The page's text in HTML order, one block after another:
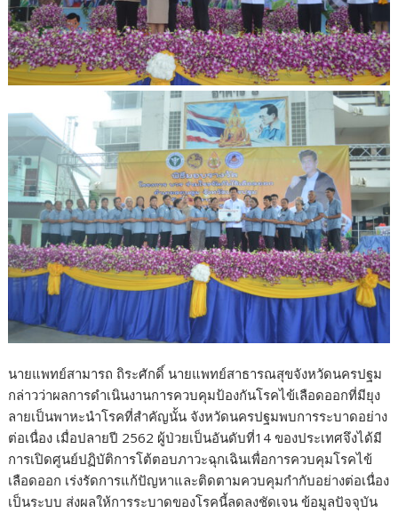
นายแพทย์สามารถ ถิระศักดิ์ นายแพทย์สาธารณสุขจังหวัดนครปฐม
กล่าวว่าผลการดำเนินงานการควบคุมป้องกันโรคไข้เลือดออกที่มียุง
ลายเป็นพาหะนำโรคที่สำคัญนั้น จังหวัดนครปฐมพบการระบาดอย่าง
ต่อเนื่อง เมื่อปลายปี 2562 ผู้ป่วยเป็นอันดับที่14 ของประเทศจึงได้มี
การเปิดศูนย์ปฏิบัติการโต้ตอบภาวะฉุกเฉินเพื่อการควบคุมโรคไข้
เลือดออก เร่งรัดการแก้ปัญหาและติดตามควบคุมกำกับอย่างต่อเนื่อง
เป็นระบบ ส่งผลให้การระบาดของโรคนี้ลดลงชัดเจน ข้อมูลปัจจุบัน